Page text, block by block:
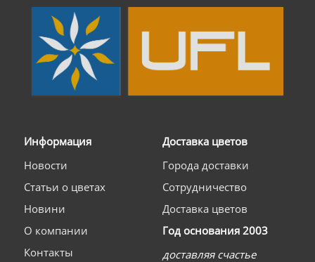
Информация
Новости
Статьи о цветах
Новини
О компании
Контакты
Доставка цветов
Города доставки
Сотрудничество
Доставка цветов
Год основания 2003
доставляя счастье